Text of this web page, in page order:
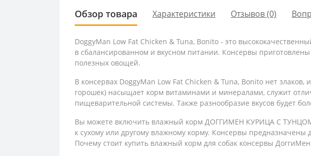
Обзор товара Характеристики Отзывов (0)
DoggyMan Low Fat Chicken & Tuna, Bonito - это
в сбалансированном и вкусном питании. Консервы
полезных овощей.
В консервах DoggyMan Low Fat Chicken & Tuna, Bonito нет
горошек) насыщает корм витаминами и минералами, служит
пищеварительной системы. Также разнообразие вкусов будет
Вы можете включить влажный корм ДОГГИМЕН КУРИЦА С
к сухому или другому влажному корму. Консервы предназначены
Почему стоит купить влажный корм для собак консервы